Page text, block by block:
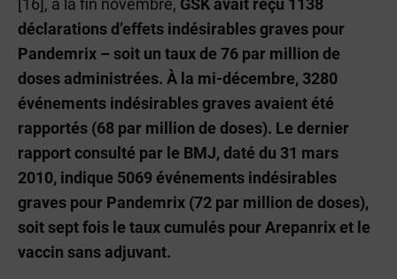
[16], à la fin novembre, GSK avait reçu 1138
déclarations d’effets indésirables graves pour
Pandemrix – soit un taux de 76 par million de
doses administrées. À la mi-décembre, 3280
événements indésirables graves avaient été
rapportés (68 par million de doses). Le dernier
rapport consulté par le BMJ, daté du 31 mars
2010, indique 5069 événements indésirables
graves pour Pandemrix (72 par million de doses),
soit sept fois le taux cumulés pour Arepanrix et le
vaccin sans adjuvant.